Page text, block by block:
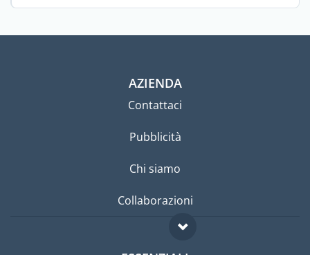
AZIENDA
Contattaci
Pubblicità
Chi siamo
Collaborazioni